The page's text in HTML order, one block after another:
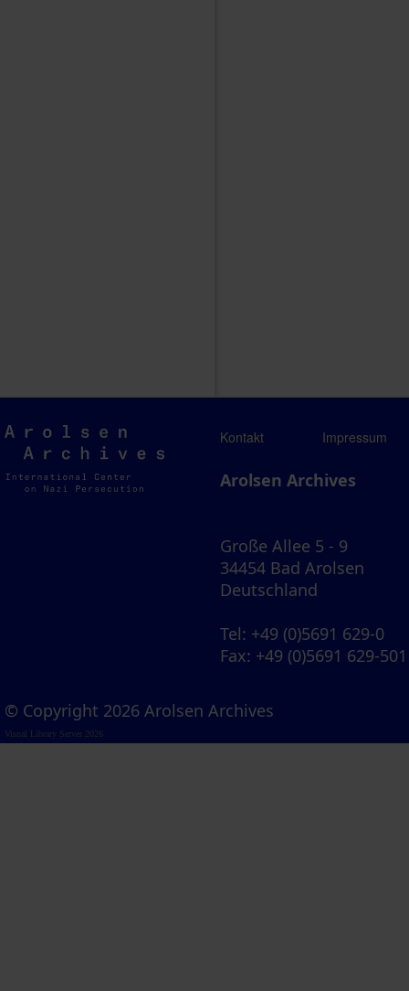
Arolsen
Archives
Kontakt Impressum
Arolsen Archives
Große Allee 5 - 9
34454 Bad Arolsen
Deutschland
Tel: +49 (0)5691 629-0
Fax: +49 (0)5691 629-501
© Copyright 2026 Arolsen Archives
Visual Library Server 2026